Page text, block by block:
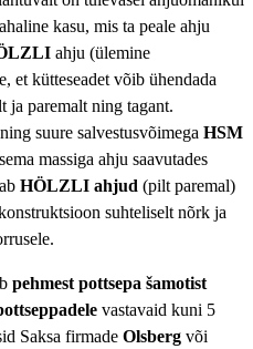
kasu, mis ta peale ahju
ahju (ülemine
et kütteseadet võib ühendada
ja paremalt ning tagant.
ning suure salvestusvõimega HSM
massiga ahju saavutades
HÖLZLI ahjud (pilt paremal)
suhteliselt nõrk ja
pehmest pottsepa šamotist
vastavaid kuni 5
Saksa firmade Olsberg või